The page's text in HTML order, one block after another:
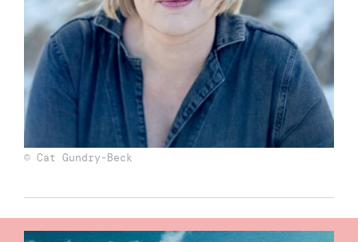
© Cat Gundry-Beck